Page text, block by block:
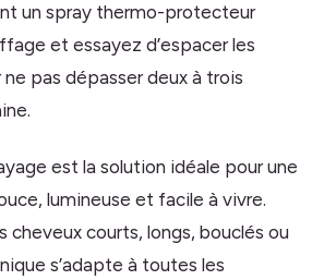
un spray thermo-protecteur
et essayez d’espacer les
pas dépasser deux à trois
est la solution idéale pour une
lumineuse et facile à vivre.
cheveux courts, longs, bouclés ou
s’adapte à toutes les